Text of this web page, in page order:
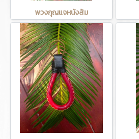
พวงกุญแจหนังส้ม